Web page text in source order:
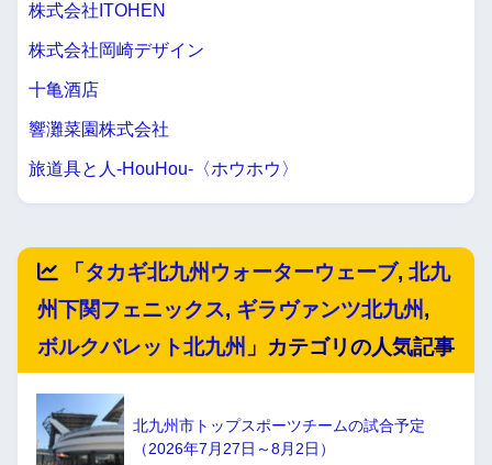
株式会社ITOHEN
株式会社岡崎デザイン
十亀酒店
響灘菜園株式会社
旅道具と人-HouHou-〈ホウホウ〉
「タカギ北九州ウォーターウェーブ, 北九
州下関フェニックス, ギラヴァンツ北九州,
ボルクバレット北九州 」カテゴリの人気記事
北九州市トップスポーツチームの試合予定
（2026年7月27日～8月2日）